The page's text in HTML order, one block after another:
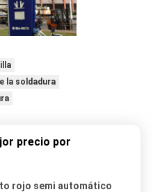
la soldadura
precio por
rojo semi automático